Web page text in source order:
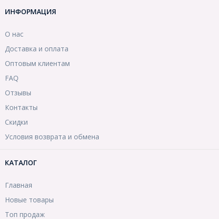
ИНФОРМАЦИЯ
О нас
Доставка и оплата
Оптовым клиентам
FAQ
Отзывы
Контакты
Скидки
Условия возврата и обмена
КАТАЛОГ
Главная
Новые товары
Топ продаж